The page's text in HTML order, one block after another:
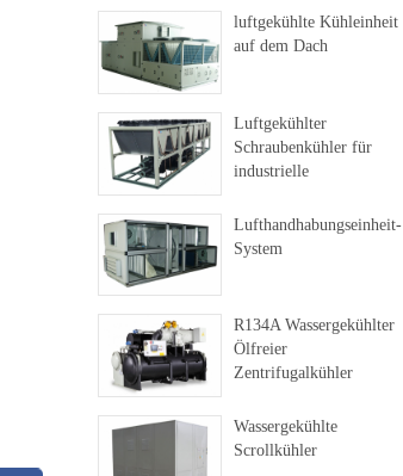
luftgekühlte Kühleinheit
auf dem Dach
Luftgekühlter
Schraubenkühler für
industrielle
Lufthandhabungseinheit-
System
R134A Wassergekühlter
Ölfreier
Zentrifugalkühler
Wassergekühlte
Scrollkühler